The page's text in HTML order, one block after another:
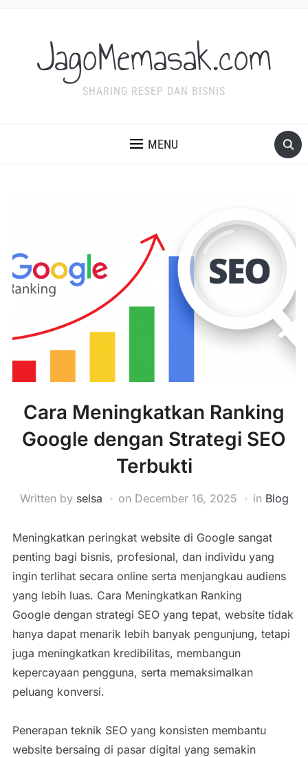
JagoMemasak.com
SHARING RESEP DAN BISNIS
MENU
Cara Meningkatkan Ranking
Google dengan Strategi SEO
Terbukti
Written by selsa on December 16, 2025 in Blog
Meningkatkan peringkat website di Google sangat
penting bagi bisnis, profesional, dan individu yang
ingin terlihat secara online serta menjangkau audiens
yang lebih luas. Cara Meningkatkan Ranking
Google dengan strategi SEO yang tepat, website tidak
hanya dapat menarik lebih banyak pengunjung, tetapi
juga meningkatkan kredibilitas, membangun
kepercayaan pengguna, serta memaksimalkan
peluang konversi.
Penerapan teknik SEO yang konsisten membantu
website bersaing di pasar digital yang semakin